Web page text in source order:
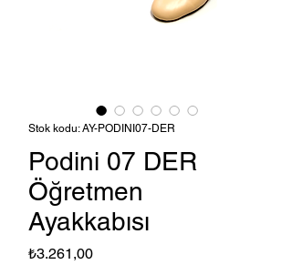
Stok kodu: AY-PODINI07-DER
Podini 07 DER
Öğretmen
Ayakkabısı
₺3.261,00Fiyat